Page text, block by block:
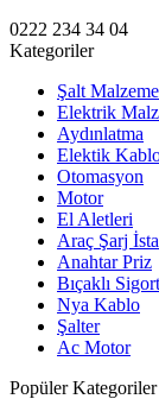
0222 234 34 04
Kategoriler
Şalt
Elektrik
Aydınlatma
Elektik
Otomasyon
Motor
El Aletleri
Araç Şarj
Anahtar Priz
Bıçaklı
Nya Kablo
Şalter
Ac Motor
Popüler Kategoriler